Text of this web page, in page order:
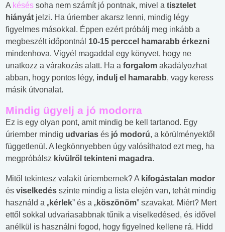
A késés soha nem számít jó pontnak, mivel a tisztelet
hiányát jelzi. Ha úriember akarsz lenni, mindig légy
figyelmes másokkal. Éppen ezért próbálj meg inkább a
megbeszélt időpontnál 10-15 perccel hamarabb érkezni
mindenhova. Vigyél magaddal egy könyvet, hogy ne
unatkozz a várakozás alatt. Ha a forgalom akadályozhat
abban, hogy pontos légy, indulj el hamarabb, vagy keress
másik útvonalat.
Mindig ügyelj a jó modorra
Ez is egy olyan pont, amit mindig be kell tartanod. Egy
úriember mindig udvarias és jó modorú, a körülményektől
függetlenül. A legkönnyebben úgy valósíthatod ezt meg, ha
megpróbálsz kívülről tekinteni magadra.
Mitől tekintesz valakit úriembernek? A kifogástalan modor
és viselkedés szinte mindig a lista elején van, tehát mindig
használd a „kérlek” és a „köszönöm” szavakat. Miért? Mert
ettől sokkal udvariasabbnak tűnik a viselkedésed, és idővel
anélkül is használni fogod, hogy figyelned kellene rá. Hidd